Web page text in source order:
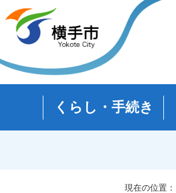
くらし・手続き
現在の位置：